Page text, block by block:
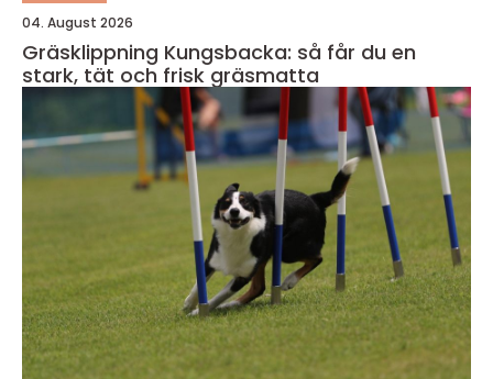
04. August 2026
Gräsklippning Kungsbacka: så får du en
stark, tät och frisk gräsmatta